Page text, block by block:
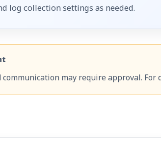
log collection settings as needed.
may require approval. For